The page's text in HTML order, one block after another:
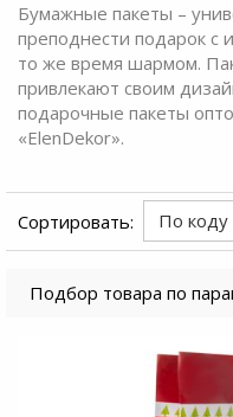
Бумажные пакеты –
преподнести подарок с
то же время шармом.
привлекают своим
подарочные пакеты
«ElenDekor».
Сортировать: По коду
Подбор товара по